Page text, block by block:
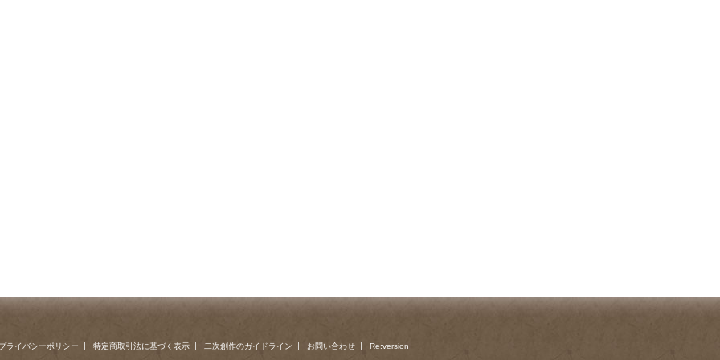
ライバシーポリシー 特定商取引法に基づく表示 二次創作のガイドライン お問い合わせ Re:version